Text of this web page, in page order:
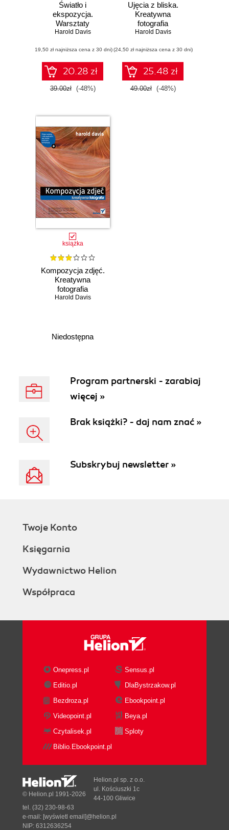
Światło i
ekspozycja.
Warsztaty
artystyczne dla
Harold Davis
(19,50 zł najniższa cena z 30 dni)
20.28 zł
39.00zł (-48%)
Ujęcia z bliska.
Kreatywna
fotografia
Harold Davis
(24,50 zł najniższa cena z 30 dni)
25.48 zł
49.00zł (-48%)
książka
Kompozycja zdjęć.
Kreatywna
fotografia
Harold Davis
Niedostępna
Program partnerski - zarabiaj
więcej »
Brak książki? - daj nam znać »
Subskrybuj newsletter »
Twoje Konto
Księgarnia
Wydawnictwo Helion
Współpraca
Onepress.pl
Sensus.pl
Editio.pl
DlaBystrzakow.pl
Bezdroza.pl
Ebookpoint.pl
Videopoint.pl
Beya.pl
Czytalisek.pl
Sploty
Biblio.Ebookpoint.pl
© Helion.pl 1991-2026
Helion.pl sp. z o.o.
ul. Kościuszki 1c
44-100 Gliwice
tel. (32) 230-98-63
e-mail: [wyświetl email]@helion.pl
NIP: 6312636254